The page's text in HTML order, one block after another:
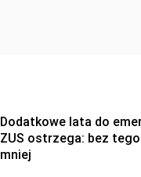
Dodatkowe lata do
ZUS ostrzega: bez
mniej